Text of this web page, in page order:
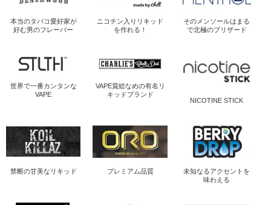
本当のタバコ愛好家が
好む男のフレーバー
ニコチン入り リキッド
を作れる！
そのメンソールは まる
で北極のブリザード
世界で一番カンタンな
VAPE
VAPE賞総なめの有名リ
キッドブランド
NICOTINE STICK
禁断の甘美なリキッド プレミアム品質
未知なるアクセントを
味わえる